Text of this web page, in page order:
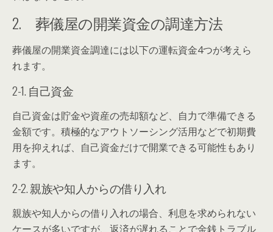
2. 葬儀屋の開業資金の調達方法
葬儀屋の開業資金調達には以下の運転資金4つが考えら
れます。
2-1. 自己資金
自己資金は貯金や資産の売却額など、自力で準備できる
金額です。積極的なアウトソーシング活用などで初期費
用を抑えれば、自己資金だけで開業できる可能性もあり
ます。
2-2. 親族や知人からの借り入れ
親族や知人からの借り入れの場合、利息を求められない
ケースが多いですが、返済が遅れることで金銭トラブル